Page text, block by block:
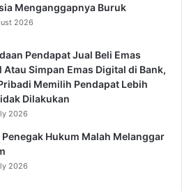
Menganggapnya Buruk
2026
Pendapat Jual Beli Emas
Atau Simpan Emas Digital di Bank,
Memilih Pendapat Lebih
Dilakukan
2026
Penegak Hukum Malah Melanggar
2026